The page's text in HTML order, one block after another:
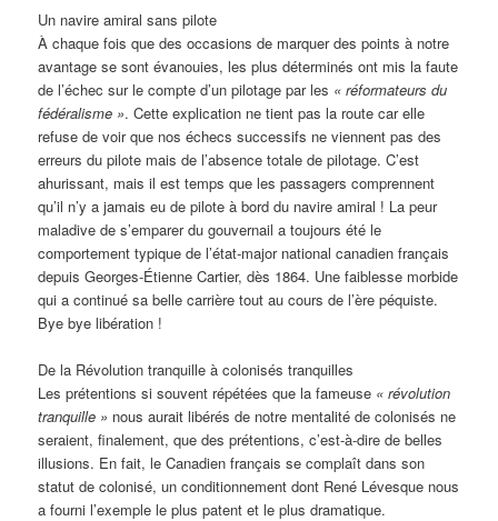
Un navire amiral sans pilote
À chaque fois que des occasions de marquer des points à notre
avantage se sont évanouies, les plus déterminés ont mis la faute
de l’échec sur le compte d’un pilotage par les « réformateurs du
fédéralisme ». Cette explication ne tient pas la route car elle
refuse de voir que nos échecs successifs ne viennent pas des
erreurs du pilote mais de l’absence totale de pilotage. C’est
ahurissant, mais il est temps que les passagers comprennent
qu’il n’y a jamais eu de pilote à bord du navire amiral ! La peur
maladive de s’emparer du gouvernail a toujours été le
comportement typique de l’état-major national canadien français
depuis Georges-Étienne Cartier, dès 1864. Une faiblesse morbide
qui a continué sa belle carrière tout au cours de l’ère péquiste.
Bye bye libération !
De la Révolution tranquille à colonisés tranquilles
Les prétentions si souvent répétées que la fameuse « révolution
tranquille » nous aurait libérés de notre mentalité de colonisés ne
seraient, finalement, que des prétentions, c’est-à-dire de belles
illusions. En fait, le Canadien français se complaît dans son
statut de colonisé, un conditionnement dont René Lévesque nous
a fourni l’exemple le plus patent et le plus dramatique.